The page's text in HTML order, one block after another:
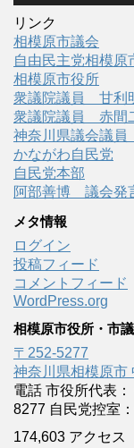
リンク
相模原市議会
自由民主党相模原
相模原市役所
衆議院議員 甘利
衆議院議員 赤間
神奈川県議会議
かながわ自民党
自民党本部
阿部善博 議会発
メタ情報
ログイン
投稿フィード
コメントフィード
WordPress.org
相模原市役所・市
〒252-5277
神奈川県相模原市
電話 市役所代表
8277 自民党控室
174,603 アクセス